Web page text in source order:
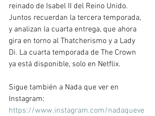
reinado de Isabel II del Reino Unido.
Juntos recuerdan la tercera temporada,
y analizan la cuarta entrega, que ahora
gira en torno al Thatcherismo y a Lady
Di. La cuarta temporada de The Crown
ya está disponible, solo en Netflix.
Sigue también a Nada que ver en
Instagram:
https://www.instagram.com/nadaqueve